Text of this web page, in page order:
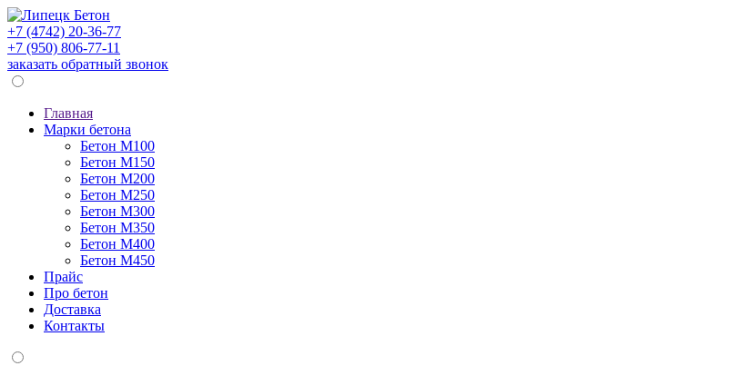
+7 (4742) 20-36-77
+7 (950) 806-77-11
заказать обратный звонок
Главная
Марки бетона
Бетон М100
Бетон М150
Бетон М200
Бетон М250
Бетон М300
Бетон М350
Бетон М400
Бетон М450
Прайс
Про бетон
Доставка
Контакты